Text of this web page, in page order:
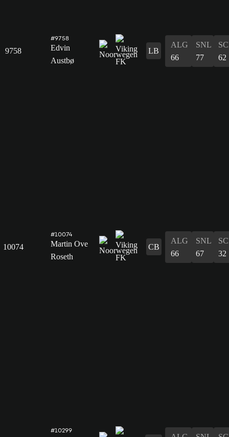
9758
#9758
Edvin
Austbø
LB
ALG
66
SNL
77
62
10074
#10074
Martin Ove
Roseth
CB
ALG
66
SNL
67
32
#10299